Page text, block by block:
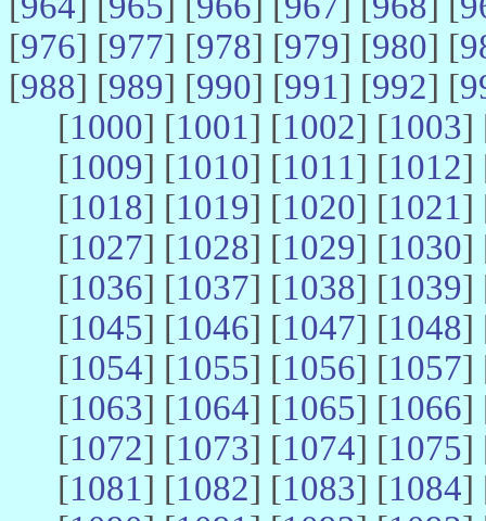
[976] [977] [978] [979] [980] [
[988] [989] [990] [991] [992] [
[1000] [1001] [1002] [1003]
[1009] [1010] [1011] [1012]
[1018] [1019] [1020] [1021]
[1027] [1028] [1029] [1030]
[1036] [1037] [1038] [1039]
[1045] [1046] [1047] [1048]
[1054] [1055] [1056] [1057]
[1063] [1064] [1065] [1066]
[1072] [1073] [1074] [1075]
[1081] [1082] [1083] [1084]